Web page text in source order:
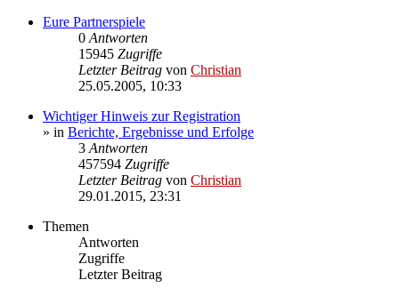
Eure Partnerspiele
0 Antworten
15945 Zugriffe
Letzter Beitrag von Christian
25.05.2005, 10:33
Wichtiger Hinweis zur Registration
» in Berichte, Ergebnisse und Erfolge
3 Antworten
457594 Zugriffe
Letzter Beitrag von Christian
29.01.2015, 23:31
Themen
Antworten
Zugriffe
Letzter Beitrag